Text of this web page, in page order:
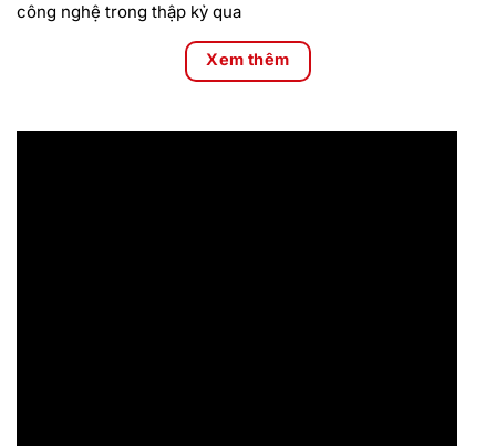
công nghệ trong thập kỷ qua
Xem thêm